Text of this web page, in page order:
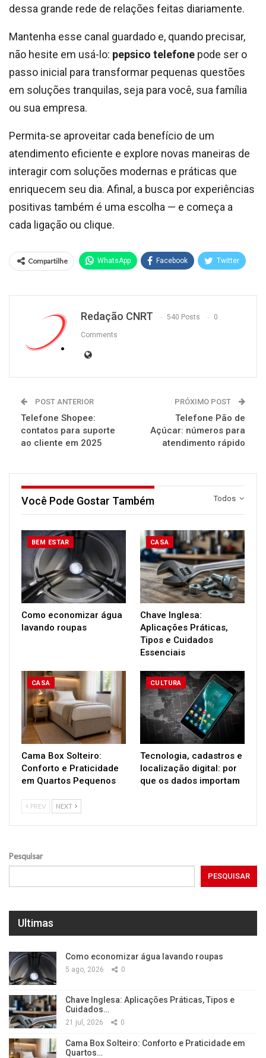
dessa grande rede de relações feitas diariamente.
Mantenha esse canal guardado e, quando precisar,
não hesite em usá-lo: pepsico telefone pode ser o
passo inicial para transformar pequenas questões
em soluções tranquilas, seja para você, sua família
ou sua empresa.
Permita-se aproveitar cada benefício de um
atendimento eficiente e explore novas maneiras de
interagir com soluções modernas e práticas que
enriquecem seu dia. Afinal, a busca por experiências
positivas também é uma escolha — e começa a
cada ligação ou clique.
Compartilhe WhatsApp Facebook Twitter
Redação CNRT 540 Posts 0
Comments
POST ANTERIOR
Telefone Shopee:
contatos para suporte
ao cliente em 2025
PRÓXIMO POST
Telefone Pão de
Açúcar: números para
atendimento rápido
Todos
Você Pode Gostar Também
BEM ESTAR
Como economizar água
lavando roupas
CASA
Chave Inglesa:
Aplicações Práticas,
Tipos e Cuidados
Essenciais
CASA
Cama Box Solteiro:
Conforto e Praticidade
em Quartos Pequenos
CULTURA
Tecnologia, cadastros e
localização digital: por
que os dados importam
PREV NEXT
Pesquisar
PESQUISAR
Ultimas
Como economizar água lavando roupas
5 ago, 2026 0
Chave Inglesa: Aplicações Práticas, Tipos e
Cuidados…
21 jul, 2026 0
Cama Box Solteiro: Conforto e Praticidade em
Quartos…